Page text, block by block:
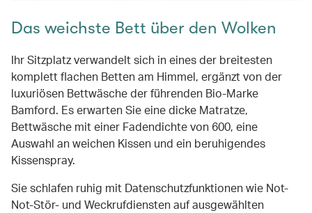
Das weichste Bett über den Wolken
Ihr Sitzplatz verwandelt sich in eines der breitesten
komplett flachen Betten am Himmel, ergänzt von der
luxuriösen Bettwäsche der führenden Bio-Marke
Bamford. Es erwarten Sie eine dicke Matratze,
Bettwäsche mit einer Fadendichte von 600, eine
Auswahl an weichen Kissen und ein beruhigendes
Kissenspray.
Sie schlafen ruhig mit Datenschutzfunktionen wie Not-
Not-Stör- und Weckrufdiensten auf ausgewählten